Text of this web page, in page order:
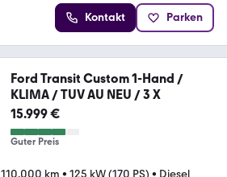
Kontakt Parken
Ford Transit Custom 1-Hand /
KLIMA / TUV AU NEU / 3 X
15.999 €
Guter Preis